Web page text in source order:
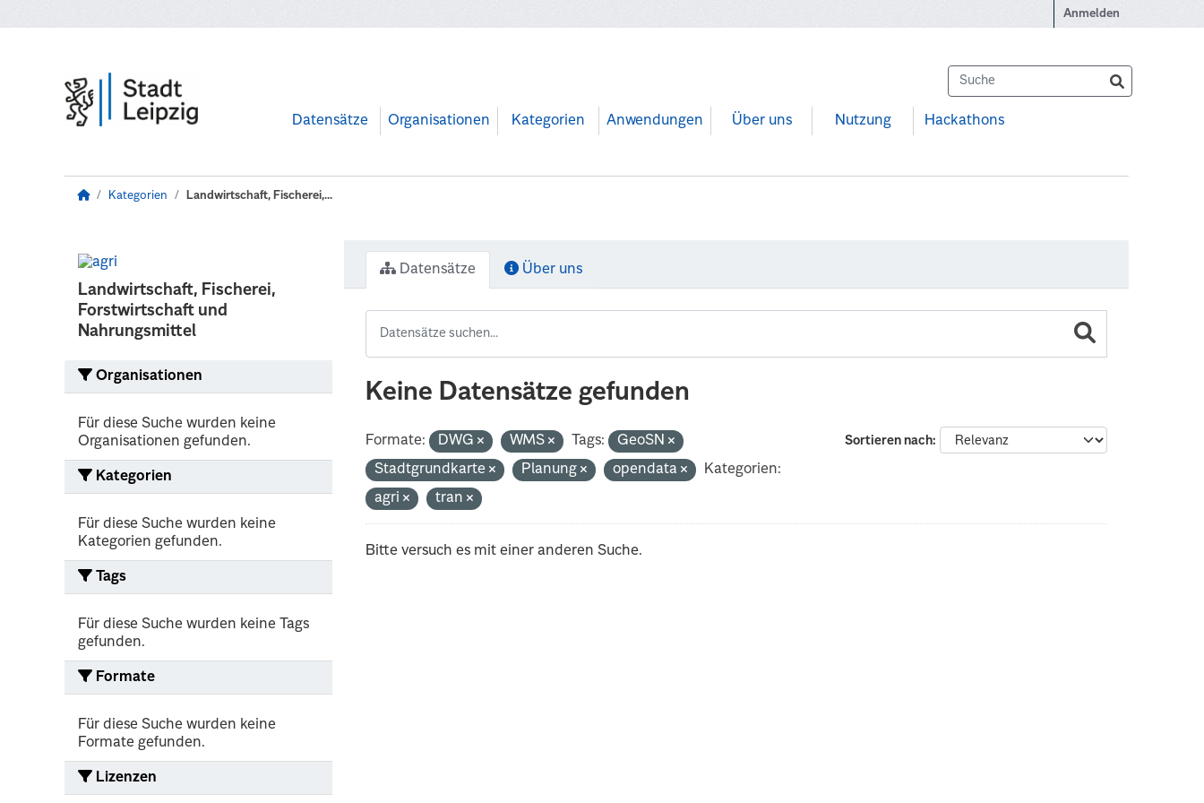
Anmelden
Datensätze Organisationen Kategorien Anwendungen Über uns Nutzung Hackathons
Kategorien Landwirtschaft, Fischerei,...
Landwirtschaft, Fischerei,
Forstwirtschaft und
Nahrungsmittel
Organisationen
Für diese Suche wurden keine
Organisationen gefunden.
Kategorien
Für diese Suche wurden keine
Kategorien gefunden.
Tags
Für diese Suche wurden keine Tags
gefunden.
Formate
Für diese Suche wurden keine
Formate gefunden.
Lizenzen
Datensätze Über uns
Keine Datensätze gefunden
Sortieren nach
Formate: DWG WMS Tags:
GeoSN
Stadtgrundkarte
Planung opendata
Kategorien:
agri
tran
Bitte versuch es mit einer anderen Suche.